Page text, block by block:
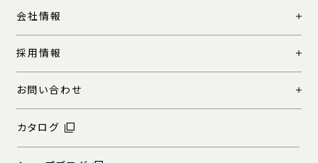
会社情報
採用情報
お問い合わせ
カタログ